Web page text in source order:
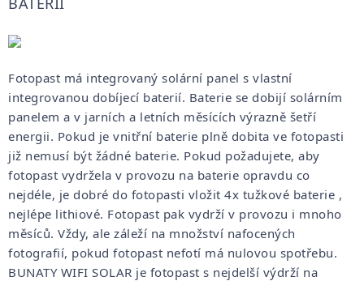
Fotopast má integrovaný solární panel s vlastní
integrovanou dobíjecí baterií. Baterie se dobijí solárním
panelem a v jarních a letních měsících výrazně šetří
energii. Pokud je vnitřní baterie plně dobita ve fotopasti
již nemusí být žádné baterie. Pokud požadujete, aby
fotopast vydržela v provozu na baterie opravdu co
nejdéle, je dobré do fotopasti vložit 4x tužkové baterie ,
nejlépe lithiové. Fotopast pak vydrží v provozu i mnoho
měsíců. Vždy, ale záleží na množství nafocených
fotografií, pokud fotopast nefotí má nulovou spotřebu.
BUNATY WIFI SOLAR je fotopast s nejdelší výdrží na